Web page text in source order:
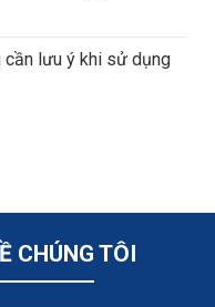
lưu ý khi sử dụng
CHÚNG TÔI